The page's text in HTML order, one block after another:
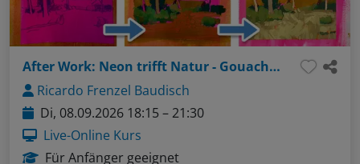
After Work: Neon trifft Natur - Gouache und Acryl auf Neongrund
Ricardo Frenzel Baudisch
Di, 08.09.2026 18:15 – 21:30
Live-Online Kurs
Für Anfänger geeignet